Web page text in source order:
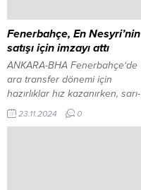
Fenerbahçe, En Nesyri’nin
satışı için imzayı attı
ANKARA-BHA Fenerbahçe‘de
ara transfer dönemi için
hazırlıklar hız kazanırken, sarı-
lacivertli kulübün kadrosunda
önemli bir değişiklik yaşanmak
23.11.2024 0